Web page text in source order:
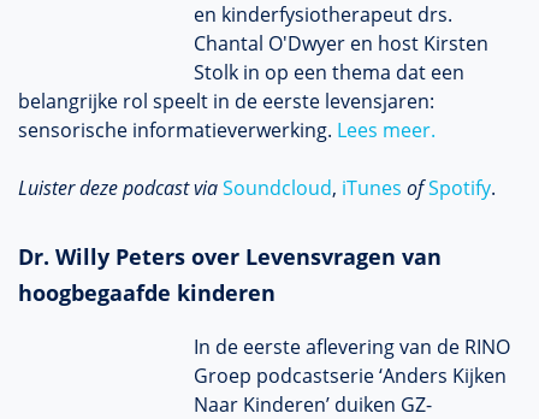
en kinderfysiotherapeut drs.
Chantal O'Dwyer en host Kirsten
Stolk in op een thema dat een
belangrijke rol speelt in de eerste levensjaren:
sensorische informatieverwerking. Lees meer.
Luister deze podcast viaSoundcloud, iTunes ofSpotify.
Dr. Willy Peters over Levensvragen van
hoogbegaafde kinderen
In de eerste aflevering van de RINO
Groep podcastserie ‘Anders Kijken
Naar Kinderen’ duiken GZ-